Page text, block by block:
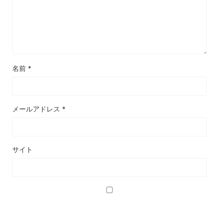
名前 *
メールアドレス *
サイト